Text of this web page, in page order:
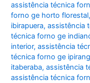
assistência técnica
forno ge horto florestal
ibirapuera,assistência
técnica forno ge
interior,assistência
técnica forno ge
itaberaba,assistência
assistência técnica